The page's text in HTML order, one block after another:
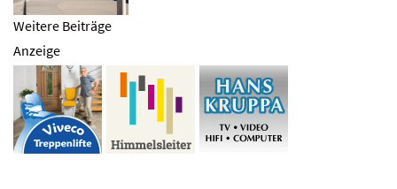
Weitere Beiträge
Anzeige